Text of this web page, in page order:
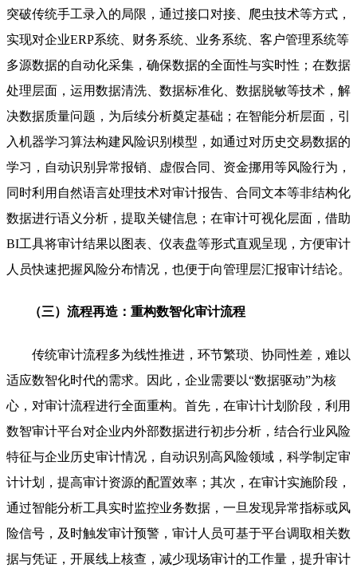
突破传统手工录入的局限，通过接口对接、爬虫技术等方式，
实现对企业ERP系统、财务系统、业务系统、客户管理系统等
多源数据的自动化采集，确保数据的全面性与实时性；在数据
处理层面，运用数据清洗、数据标准化、数据脱敏等技术，解
决数据质量问题，为后续分析奠定基础；在智能分析层面，引
入机器学习算法构建风险识别模型，如通过对历史交易数据的
学习，自动识别异常报销、虚假合同、资金挪用等风险行为，
同时利用自然语言处理技术对审计报告、合同文本等非结构化
数据进行语义分析，提取关键信息；在审计可视化层面，借助
BI工具将审计结果以图表、仪表盘等形式直观呈现，方便审计
人员快速把握风险分布情况，也便于向管理层汇报审计结论。
（三）流程再造：重构数智化审计流程
传统审计流程多为线性推进，环节繁琐、协同性差，难以
适应数智化时代的需求。因此，企业需要以“数据驱动”为核
心，对审计流程进行全面重构。首先，在审计计划阶段，利用
数智审计平台对企业内外部数据进行初步分析，结合行业风险
特征与企业历史审计情况，自动识别高风险领域，科学制定审
计计划，提高审计资源的配置效率；其次，在审计实施阶段，
通过智能分析工具实时监控业务数据，一旦发现异常指标或风
险信号，及时触发审计预警，审计人员可基于平台调取相关数
据与凭证，开展线上核查，减少现场审计的工作量，提升审计